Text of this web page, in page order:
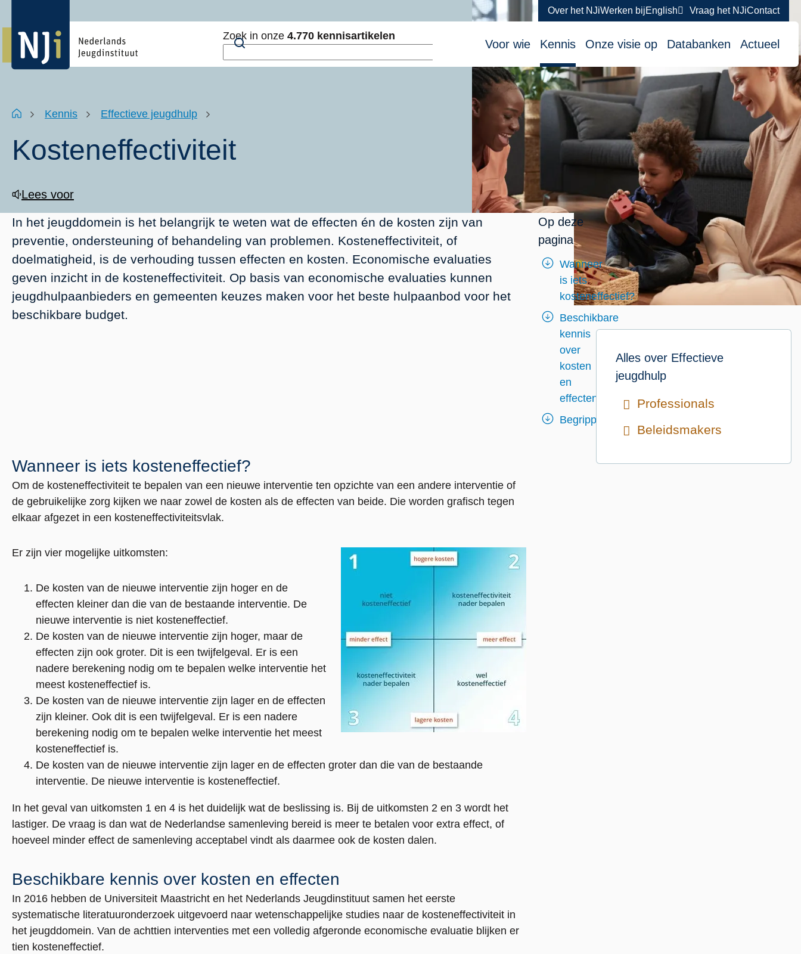
inhoud
Over het NJiWerken bijEnglish Vraag het NJiContact
Voor wie Kennis Onze visie op Databanken Actueel
Zoek in onze 4.770 kennisartikelen
Kruimelpad
HomeKennis Effectieve jeugdhulp
Kosteneffectiviteit
Lees voor
In het jeugddomein is het belangrijk te weten wat de effecten én de kosten zijn van
preventie, ondersteuning of behandeling van problemen. Kosteneffectiviteit, of
doelmatigheid, is de verhouding tussen effecten en kosten. Economische evaluaties
geven inzicht in de kosteneffectiviteit. Op basis van economische evaluaties kunnen
jeugdhulpaanbieders en gemeenten keuzes maken voor het beste hulpaanbod voor het
beschikbare budget.
Op deze
pagina
Wanneer
is iets
kosteneffectief?
Beschikbare
kennis
over
kosten
en
effecten
Begrippen
Alles over Effectieve
jeugdhulp
Professionals
Beleidsmakers
Wanneer is iets kosteneffectief?
Om de kosteneffectiviteit te bepalen van een nieuwe interventie ten opzichte van een andere interventie of
de gebruikelijke zorg kijken we naar zowel de kosten als de effecten van beide. Die worden grafisch tegen
elkaar afgezet in een kosteneffectiviteitsvlak.
Er zijn vier mogelijke uitkomsten:
De kosten van de nieuwe interventie zijn hoger en de
effecten kleiner dan die van de bestaande interventie. De
nieuwe interventie is niet kosteneffectief.
De kosten van de nieuwe interventie zijn hoger, maar de
effecten zijn ook groter. Dit is een twijfelgeval. Er is een
nadere berekening nodig om te bepalen welke interventie het
meest kosteneffectief is.
De kosten van de nieuwe interventie zijn lager en de effecten
zijn kleiner. Ook dit is een twijfelgeval. Er is een nadere
berekening nodig om te bepalen welke interventie het meest
kosteneffectief is.
De kosten van de nieuwe interventie zijn lager en de effecten groter dan die van de bestaande
interventie. De nieuwe interventie is kosteneffectief.
In het geval van uitkomsten 1 en 4 is het duidelijk wat de beslissing is. Bij de uitkomsten 2 en 3 wordt het
lastiger. De vraag is dan wat de Nederlandse samenleving bereid is meer te betalen voor extra effect, of
hoeveel minder effect de samenleving acceptabel vindt als daarmee ook de kosten dalen.
Beschikbare kennis over kosten en effecten
In 2016 hebben de Universiteit Maastricht en het Nederlands Jeugdinstituut samen het eerste
systematische literatuuronderzoek uitgevoerd naar wetenschappelijke studies naar de kosteneffectiviteit in
het jeugddomein. Van de achttien interventies met een volledig afgeronde economische evaluatie blijken er
tien kosteneffectief.